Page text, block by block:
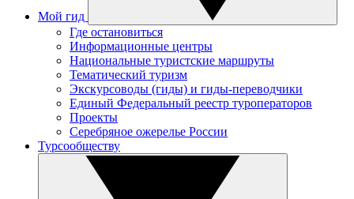
Мой гид
Где остановиться
Информационные центры
Национальные туристские маршруты
Тематический туризм
Экскурсоводы (гиды) и гиды-переводчики
Единый Федеральный реестр туроператоров
Проекты
Серебряное ожерелье России
Турсообществу